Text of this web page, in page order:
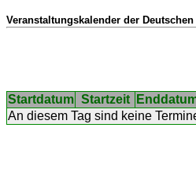
Veranstaltungskalender der
Startdatum Startzeit
An diesem Tag sind keine